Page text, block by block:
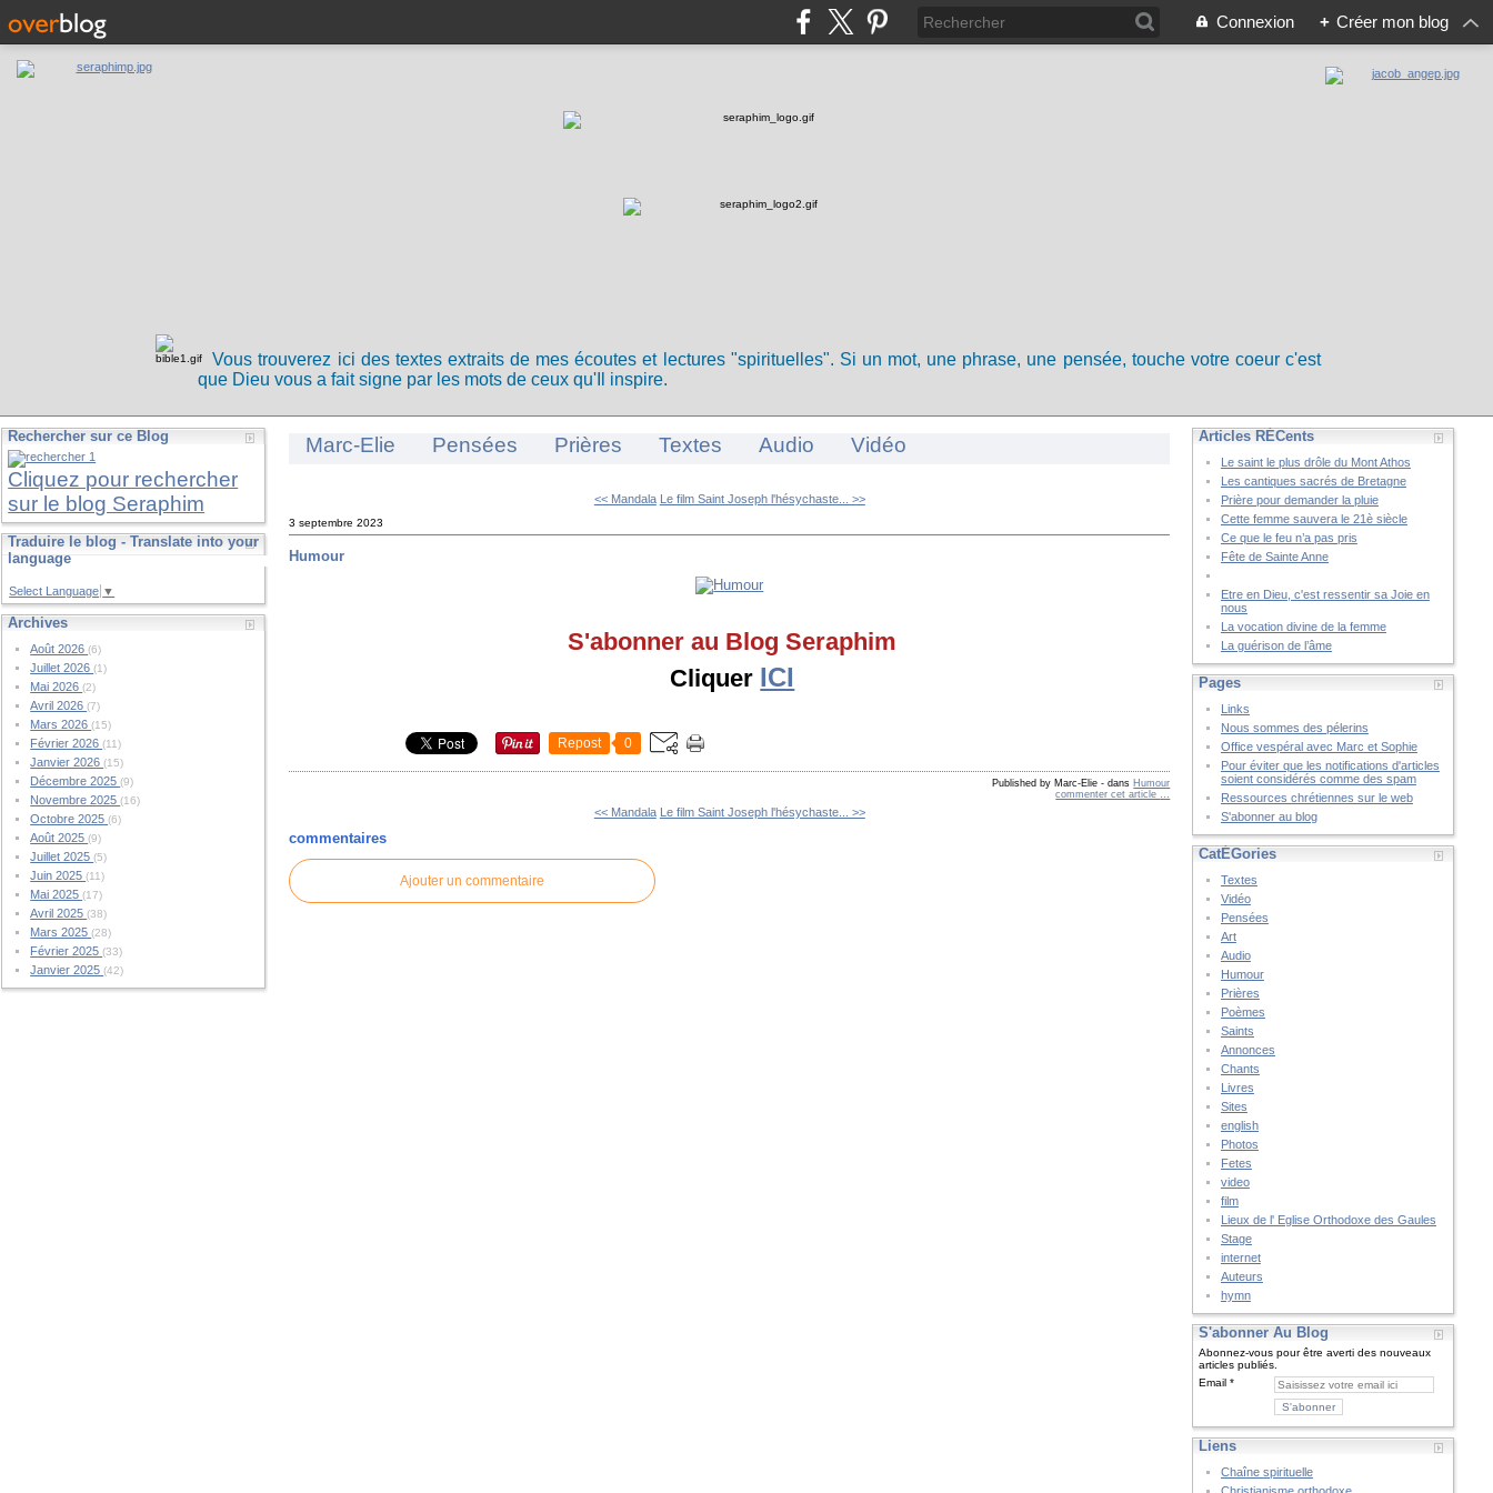
Connexion + Créer mon blog
Vous trouverez ici des textes extraits de mes écoutes et lectures "spirituelles". Si un mot, une phrase, une pensée, touche votre coeur c'est
que Dieu vous a fait signe par les mots de ceux qu'Il inspire.
Rechercher sur ce Blog
Cliquez pour rechercher
sur le blog Seraphim
Traduire le blog - Translate into your
language
Select Language ▼
Archives
Août 2026(6)
Juillet 2026(1)
Mai 2026(2)
Avril 2026(7)
Mars 2026(15)
Février 2026(11)
Janvier 2026(15)
Décembre 2025(9)
Novembre 2025(16)
Octobre 2025(6)
Août 2025(9)
Juillet 2025(5)
Juin 2025(11)
Mai 2025(17)
Avril 2025(38)
Mars 2025(28)
Février 2025(33)
Janvier 2025(42)
Marc-Elie Pensées Prières Textes Audio Vidéo
<< Mandala Le film Saint Joseph l'hésychaste... >>
3 septembre 2023
Humour
S'abonner au Blog Seraphim
Cliquer ICI
Repost 0
Published by Marc-Elie - dans Humour
commenter cet article
<< Mandala Le film Saint Joseph l'hésychaste... >>
commentaires
Ajouter un commentaire
Articles RÉCents
Le saint le plus drôle du Mont Athos
Les cantiques sacrés de Bretagne
Prière pour demander la pluie
Cette femme sauvera le 21è siècle
Ce que le feu n’a pas pris
Fête de Sainte Anne
Etre en Dieu, c'est ressentir sa Joie en
nous
La vocation divine de la femme
La guérison de l’âme
Pages
Links
Nous sommes des pélerins
Office vespéral avec Marc et Sophie
Pour éviter que les notifications d'articles
soient considérés comme des spam
Ressources chrétiennes sur le web
S'abonner au blog
CatÉGories
Textes
Vidéo
Pensées
Art
Audio
Humour
Prières
Poèmes
Saints
Annonces
Chants
Livres
Sites
english
Photos
Fetes
video
film
Lieux de l' Eglise Orthodoxe des Gaules
Stage
internet
Auteurs
hymn
S'abonner Au Blog
Abonnez-vous pour être averti des nouveaux
articles publiés.
Email
Liens
Chaîne spirituelle